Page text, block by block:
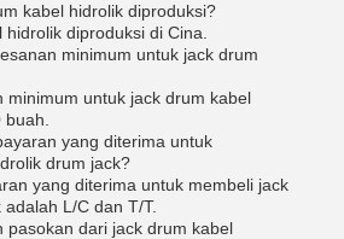
kabel hidrolik diproduksi?
diproduksi di Cina.
minimum untuk jack drum
minimum untuk jack drum kabel
yang diterima untuk
drum jack?
yang diterima untuk membeli jack
L/C dan T/T.
pasokan dari jack drum kabel